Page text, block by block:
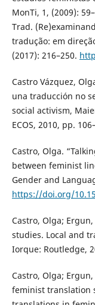
MonTi, 1, (2009):
Trad.
tradução: em
(2017): 216–250.
Castro Vázquez,
una traducción no
social activism,
ECOS, 2010, pp.
Castro, Olga.
between feminist
Gender and
https://doi.org/
Castro, Olga;
studies. Local and
Iorque: Routledge,
Castro, Olga;
feminist translation